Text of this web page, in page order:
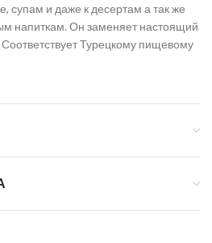
супам и даже к десертам а так же
напиткам. Он заменяет настоящий
Соответствует Турецкому пищевому